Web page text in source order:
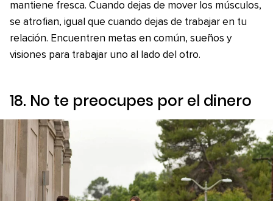
mantiene fresca. Cuando dejas de mover los músculos,
se atrofian, igual que cuando dejas de trabajar en tu
relación. Encuentren metas en común, sueños y
visiones para trabajar uno al lado del otro.
18. No te preocupes por el dinero